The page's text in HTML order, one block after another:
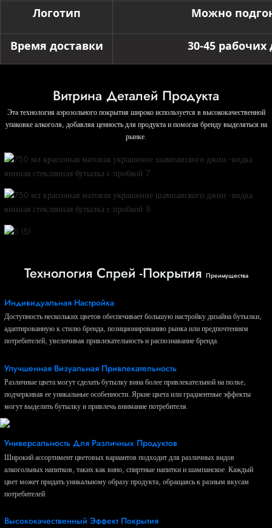
Логотип Можно
Время доставки 30-45 рабочих
Витрина Деталей Продукта
Эта технология аэрозольного покрытия широко используется в высококачественной
упаковке алкоголя, добавляя ценность для продукта и помогая бренду выделяться на
рынке.
Технология Спрей -покрытия Преимущества
Индивидуальная Настройка
Доступность нескольких цветов обеспечивает большую настройку дизайна бутылки,
адаптированную к стилю бренда, позиционированию рынка или предпочтениям
потребителей, увеличивая привлекательность и распознавание бренда.
Улучшенная Визуальная Привлекательность
Различные цвета могут сделать бутылку вина более привлекательной на полке,
подчеркивая ее уникальные особенности. Яркие цвета или градиентные эффекты
могут выделить бутылку и привлечь внимание потребителя.
Универсальность Для Различных Продуктов
Широкий ассортимент цветовых вариантов подходит для различных видов
алкогольных напитков, таких как вино, спиртные напитки и шампанское. Каждый
цвет может придать уникальному образу продукта, обращаясь к разным вкусам
потребителей.
Высококачественный Эффект Покрытия